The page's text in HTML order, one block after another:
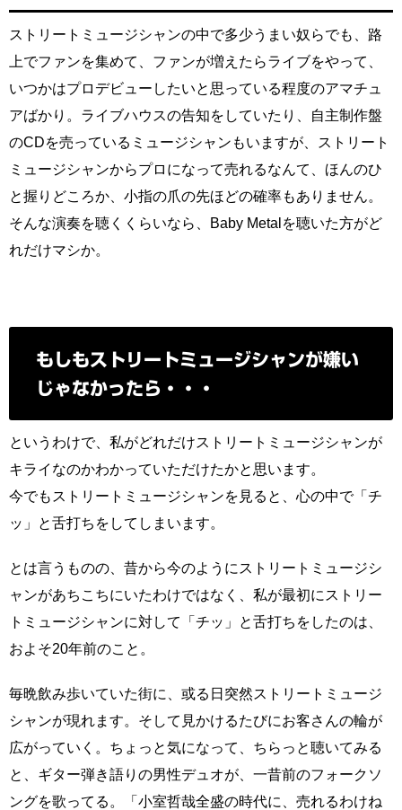
ストリートミュージシャンの中で多少うまい奴らでも、路
上でファンを集めて、ファンが増えたらライブをやって、
いつかはプロデビューしたいと思っている程度のアマチュ
アばかり。ライブハウスの告知をしていたり、自主制作盤
のCDを売っているミュージシャンもいますが、ストリート
ミュージシャンからプロになって売れるなんて、ほんのひ
と握りどころか、小指の爪の先ほどの確率もありません。
そんな演奏を聴くくらいなら、Baby Metalを聴いた方がど
れだけマシか。
もしもストリートミュージシャンが嫌い
じゃなかったら・・・
というわけで、私がどれだけストリートミュージシャンが
キライなのかわかっていただけたかと思います。
今でもストリートミュージシャンを見ると、心の中で「チ
ッ」と舌打ちをしてしまいます。
とは言うものの、昔から今のようにストリートミュージシ
ャンがあちこちにいたわけではなく、私が最初にストリー
トミュージシャンに対して「チッ」と舌打ちをしたのは、
およそ20年前のこと。
毎晩飲み歩いていた街に、或る日突然ストリートミュージ
シャンが現れます。そして見かけるたびにお客さんの輪が
広がっていく。ちょっと気になって、ちらっと聴いてみる
と、ギター弾き語りの男性デュオが、一昔前のフォークソ
ングを歌ってる。「小室哲哉全盛の時代に、売れるわけね